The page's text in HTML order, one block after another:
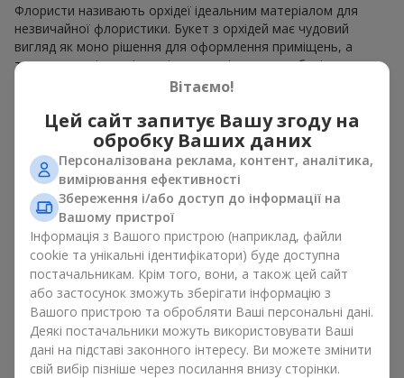
Флористи називають орхідеї ідеальним матеріалом для
незвичайної флористики. Букет з орхідей має чудовий
вигляд як моно рішення для оформлення приміщень, а
також як варіант міксу з іншими квітами, що зберігає свою
виразність у будь-якому форматі. Завдяки своїй структурі
мінімалістичному або сучасному стилі. Букет з орхідей
виглядає ефектно як у камерних, так і в масштабних
роботах, а її розкішні суцвіття легко стають центральним
елементом композиції букет з орхідей. Залежно від
оформлення і сорту рослин різниться на орхідеї ціна.
Зважайте на це перш ніж замовити букет з орхідей.
Кому дарують орхідеї?
Букет з орхідей універсальний і може підійти будь-кому. Їх
даруютькоханим жінками,мамі,дівчині, дружині, сестрі,
подрузі,
колезі або бізнес-партнеру
. Сьогодні можна орхідеї
купити недорого, а тому шансів зробити бажаний
подарунок стає ще більше.
Вітаємо!
Цей сайт запитує Вашу згоду на
обробку Ваших даних
Персоналізована реклама, контент, аналітика,
вимірювання ефективності
Збереження і/або доступ до інформації на
Вашому пристрої
Інформація з Вашого пристрою (наприклад, файли
cookie та унікальні ідентифікатори) буде доступна
постачальникам. Крім того, вони, а також цей сайт
або застосунок зможуть зберігати інформацію з
Вашого пристрою та обробляти Ваші персональні дані.
Деякі постачальники можуть використовувати Ваші
дані на підставі законного інтересу. Ви можете змінити
свій вибір пізніше через посилання внизу сторінки.